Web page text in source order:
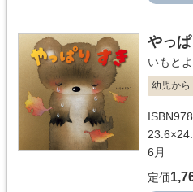
やっ
いもと
幼児から
6月
定価